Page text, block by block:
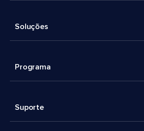
Soluções
Programa
Suporte